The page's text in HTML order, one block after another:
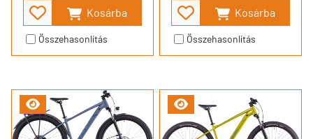
Kosárba
Összehasonlítás
Kosárba
Összehasonlítás